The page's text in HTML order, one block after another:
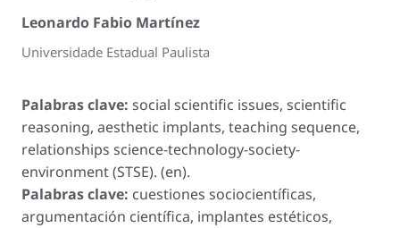
Leonardo Fabio Martínez
Universidade Estadual Paulista
Palabras clave: social scientific issues, scientific
reasoning, aesthetic implants, teaching sequence,
relationships science-technology-society-
environment (STSE). (en).
Palabras clave: cuestiones sociocientíficas,
argumentación científica, implantes estéticos,